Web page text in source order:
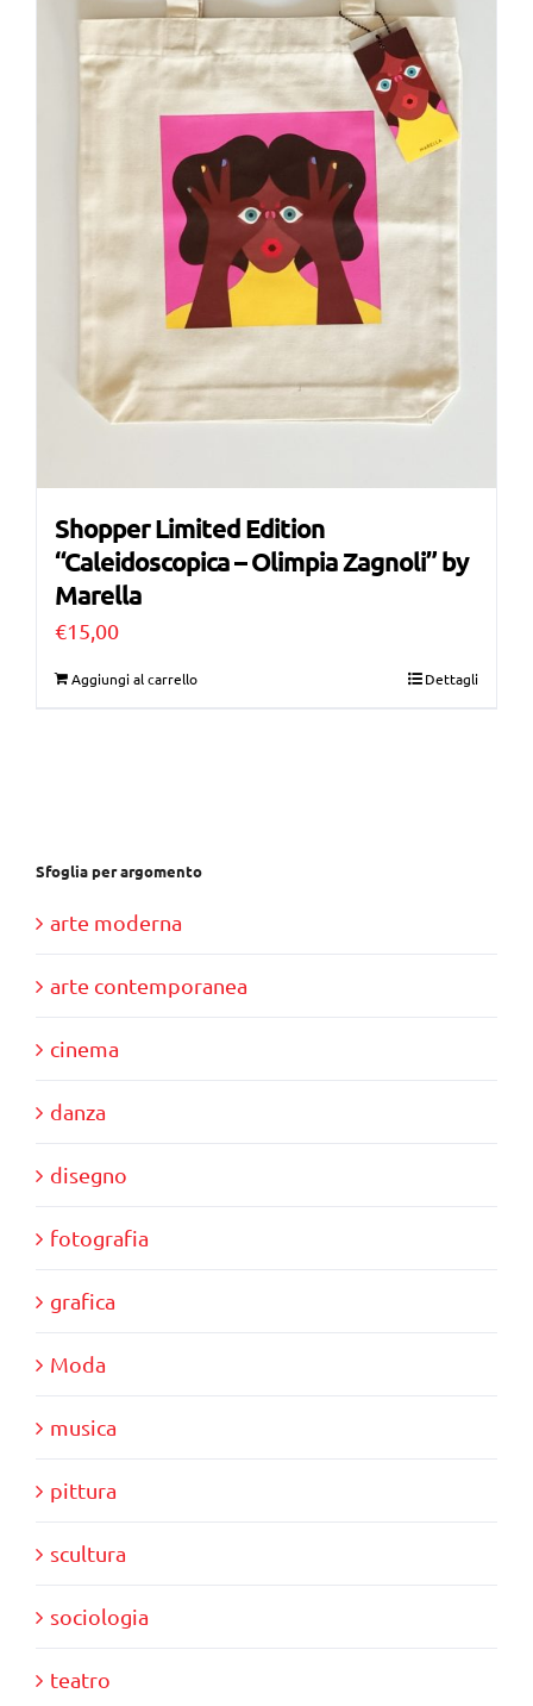
Shopper Limited Edition
“Caleidoscopica – Olimpia Zagnoli” by
Marella
€15,00
Aggiungi al carrello Dettagli
Sfoglia per argomento
arte moderna
arte contemporanea
cinema
danza
disegno
fotografia
grafica
Moda
musica
pittura
scultura
sociologia
teatro